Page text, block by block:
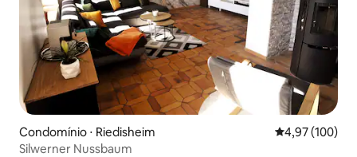
Condomínio ⋅ Riedisheim 4,97 de uma
4,97 (100)
Silwerner Nussbaum